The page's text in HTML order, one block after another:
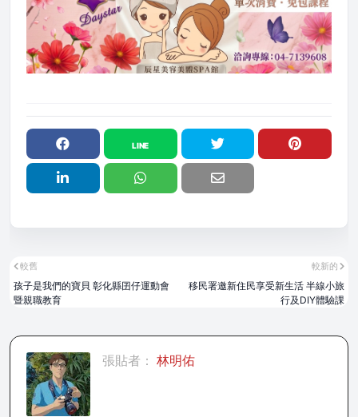
較新的
移民署邀新住民享受新生活 半線小旅
行及DIY體驗課
較舊
孩子是我們的寶貝 彰化縣囝仔運動會
暨親職教育
張貼者： 林明佑